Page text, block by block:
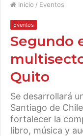
Inicio / Eventos
Eventos
Segundo
Quito
Se desarrollará
Santiago de
fortalecer la
libro, música y